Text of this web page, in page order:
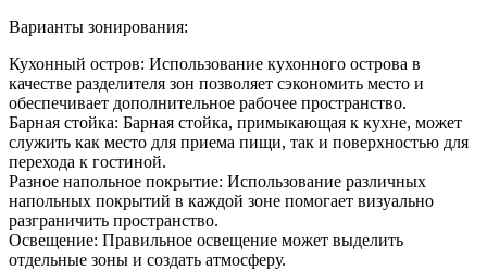
Варианты зонирования:
Кухонный остров: Использование кухонного острова в
качестве разделителя зон позволяет сэкономить место и
обеспечивает дополнительное рабочее пространство.
Барная стойка: Барная стойка, примыкающая к кухне, может
служить как место для приема пищи, так и поверхностью для
перехода к гостиной.
Разное напольное покрытие: Использование различных
напольных покрытий в каждой зоне помогает визуально
разграничить пространство.
Освещение: Правильное освещение может выделить
отдельные зоны и создать атмосферу.